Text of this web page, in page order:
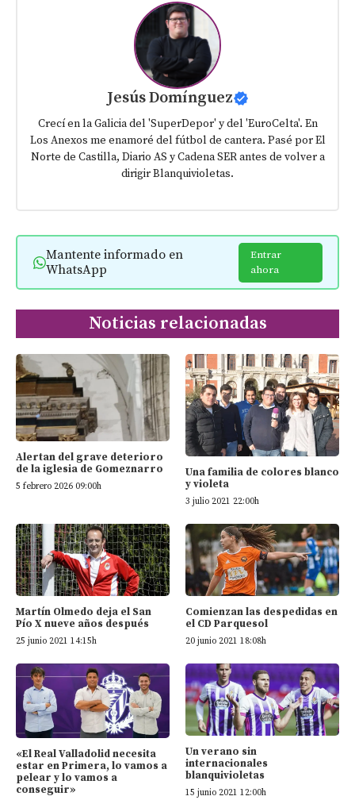
Jesús Domínguez
Crecí en la Galicia del 'SuperDepor' y del 'EuroCelta'. En
Los Anexos me enamoré del fútbol de cantera. Pasé por El
Norte de Castilla, Diario AS y Cadena SER antes de volver a
dirigir Blanquivioletas.
Mantente informado en
WhatsApp
Entrar
ahora
Noticias relacionadas
Alertan del grave deterioro
de la iglesia de Gomeznarro
5 febrero 2026 09:00h
Una familia de colores blanco
y violeta
3 julio 2021 22:00h
Martín Olmedo deja el San
Pío X nueve años después
25 junio 2021 14:15h
Comienzan las despedidas en
el CD Parquesol
20 junio 2021 18:08h
«El Real Valladolid necesita
estar en Primera, lo vamos a
pelear y lo vamos a
conseguir»
Un verano sin
internacionales
blanquivioletas
15 junio 2021 12:00h